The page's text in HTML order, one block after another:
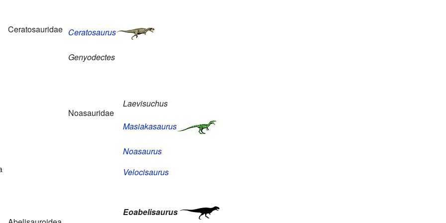
Ceratosauridae Ceratosaurus
Genyodectes
Noasauridae
Laevisuchus
Masiakasaurus
Noasaurus
Velocisaurus
Eoabelisaurus